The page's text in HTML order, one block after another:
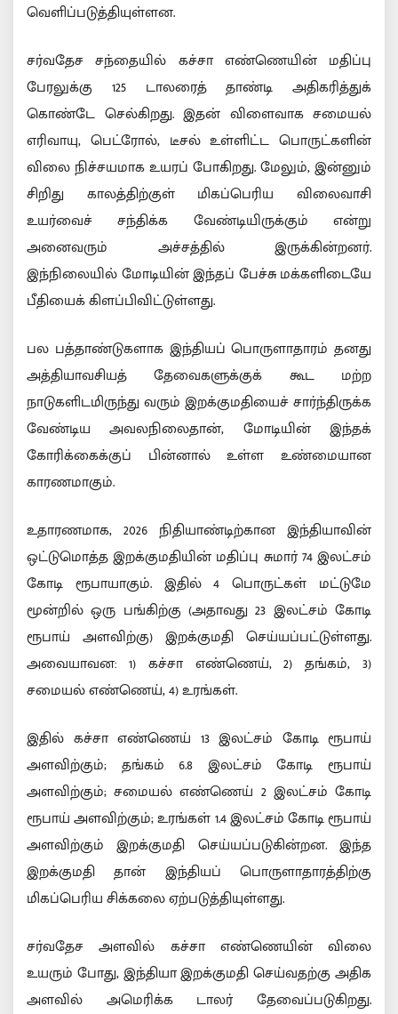
வெளிப்படுத்தியுள்ளன.
சர்வதேச சந்தையில் கச்சா எண்ணெயின் மதிப்பு
பேரலுக்கு 125 டாலரைத் தாண்டி அதிகரித்துக்
கொண்டே செல்கிறது. இதன் விளைவாக சமையல்
எரிவாயு, பெட்ரோல், டீசல் உள்ளிட்ட பொருட்களின்
விலை நிச்சயமாக உயரப் போகிறது. மேலும், இன்னும்
சிறிது காலத்திற்குள் மிகப்பெரிய விலைவாசி
உயர்வைச் சந்திக்க வேண்டியிருக்கும் என்று
அனைவரும் அச்சத்தில் இருக்கின்றனர்.
இந்நிலையில் மோடியின் இந்தப் பேச்சு மக்களிடையே
பீதியைக் கிளப்பிவிட்டுள்ளது.
பல பத்தாண்டுகளாக இந்தியப் பொருளாதாரம் தனது
அத்தியாவசியத் தேவைகளுக்குக் கூட மற்ற
நாடுகளிடமிருந்து வரும் இறக்குமதியைச் சார்ந்திருக்க
வேண்டிய அவலநிலைதான், மோடியின் இந்தக்
கோரிக்கைக்குப் பின்னால் உள்ள உண்மையான
காரணமாகும்.
உதாரணமாக, 2026 நிதியாண்டிற்கான இந்தியாவின்
ஒட்டுமொத்த இறக்குமதியின் மதிப்பு சுமார் 74 இலட்சம்
கோடி ரூபாயாகும். இதில் 4 பொருட்கள் மட்டுமே
மூன்றில் ஒரு பங்கிற்கு (அதாவது 23 இலட்சம் கோடி
ரூபாய் அளவிற்கு) இறக்குமதி செய்யப்பட்டுள்ளது.
அவையாவன: 1) கச்சா எண்ணெய், 2) தங்கம், 3)
சமையல் எண்ணெய், 4) உரங்கள்.
இதில் கச்சா எண்ணெய் 13 இலட்சம் கோடி ரூபாய்
அளவிற்கும்; தங்கம் 6.8 இலட்சம் கோடி ரூபாய்
அளவிற்கும்; சமையல் எண்ணெய் 2 இலட்சம் கோடி
ரூபாய் அளவிற்கும்; உரங்கள் 1.4 இலட்சம் கோடி ரூபாய்
அளவிற்கும் இறக்குமதி செய்யப்படுகின்றன. இந்த
இறக்குமதி தான் இந்தியப் பொருளாதாரத்திற்கு
மிகப்பெரிய சிக்கலை ஏற்படுத்தியுள்ளது.
சர்வதேச அளவில் கச்சா எண்ணெயின் விலை
உயரும் போது, இந்தியா இறக்குமதி செய்வதற்கு அதிக
அளவில் அமெரிக்க டாலர் தேவைப்படுகிறது.